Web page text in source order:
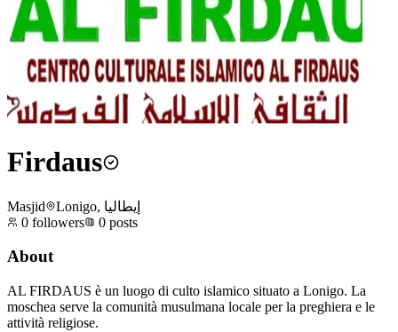
Firdaus
Masjid
Lonigo, إيطاليا
0 followers 0 posts
About
AL FIRDAUS è un luogo di culto islamico situato a Lonigo. La
moschea serve la comunità musulmana locale per la preghiera e le
attività religiose.